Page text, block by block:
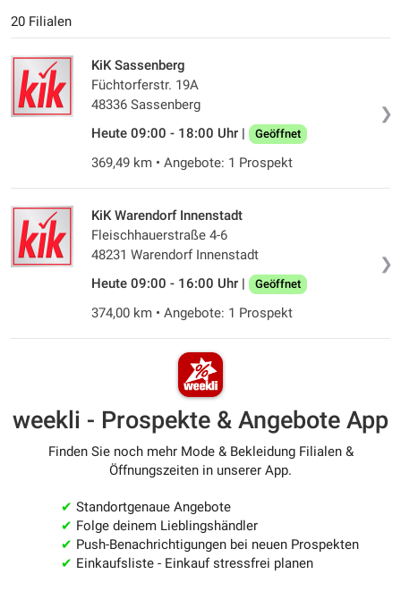
20 Filialen
❯
KiK Sassenberg
Füchtorferstr. 19A
48336 Sassenberg
Heute 09:00 - 18:00 Uhr |
Geöffnet
369,49 km • Angebote: 1 Prospekt
❯
KiK Warendorf Innenstadt
Fleischhauerstraße 4-6
48231 Warendorf Innenstadt
Heute 09:00 - 16:00 Uhr |
Geöffnet
374,00 km • Angebote: 1 Prospekt
weekli - Prospekte & Angebote App
Finden Sie noch mehr Mode & Bekleidung Filialen &
Öffnungszeiten in unserer App.
✔ Standortgenaue Angebote
✔ Folge deinem Lieblingshändler
✔ Push-Benachrichtigungen bei neuen Prospekten
✔ Einkaufsliste - Einkauf stressfrei planen